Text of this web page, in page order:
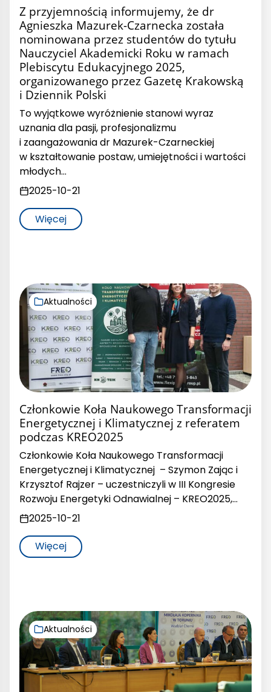
Z przyjemnością informujemy, że dr
Agnieszka Mazurek-Czarnecka została
nominowana przez studentów do tytułu
Nauczyciel Akademicki Roku w ramach
Plebiscytu Edukacyjnego 2025,
organizowanego przez Gazetę Krakowską
i Dziennik Polski
To wyjątkowe wyróżnienie stanowi wyraz
uznania dla pasji, profesjonalizmu
i zaangażowania dr Mazurek-Czarneckiej
w kształtowanie postaw, umiejętności i wartości
młodych…
2025-10-21
Więcej
Członkowie Koła Naukowego Transformacji
Energetycznej i Klimatycznej z referatem
podczas KREO2025
Członkowie Koła Naukowego Transformacji
Energetycznej i Klimatycznej – Szymon Zając i
Krzysztof Rajzer – uczestniczyli w III Kongresie
Rozwoju Energetyki Odnawialnej – KREO2025,…
2025-10-21
Aktualności
Więcej
Aktualności